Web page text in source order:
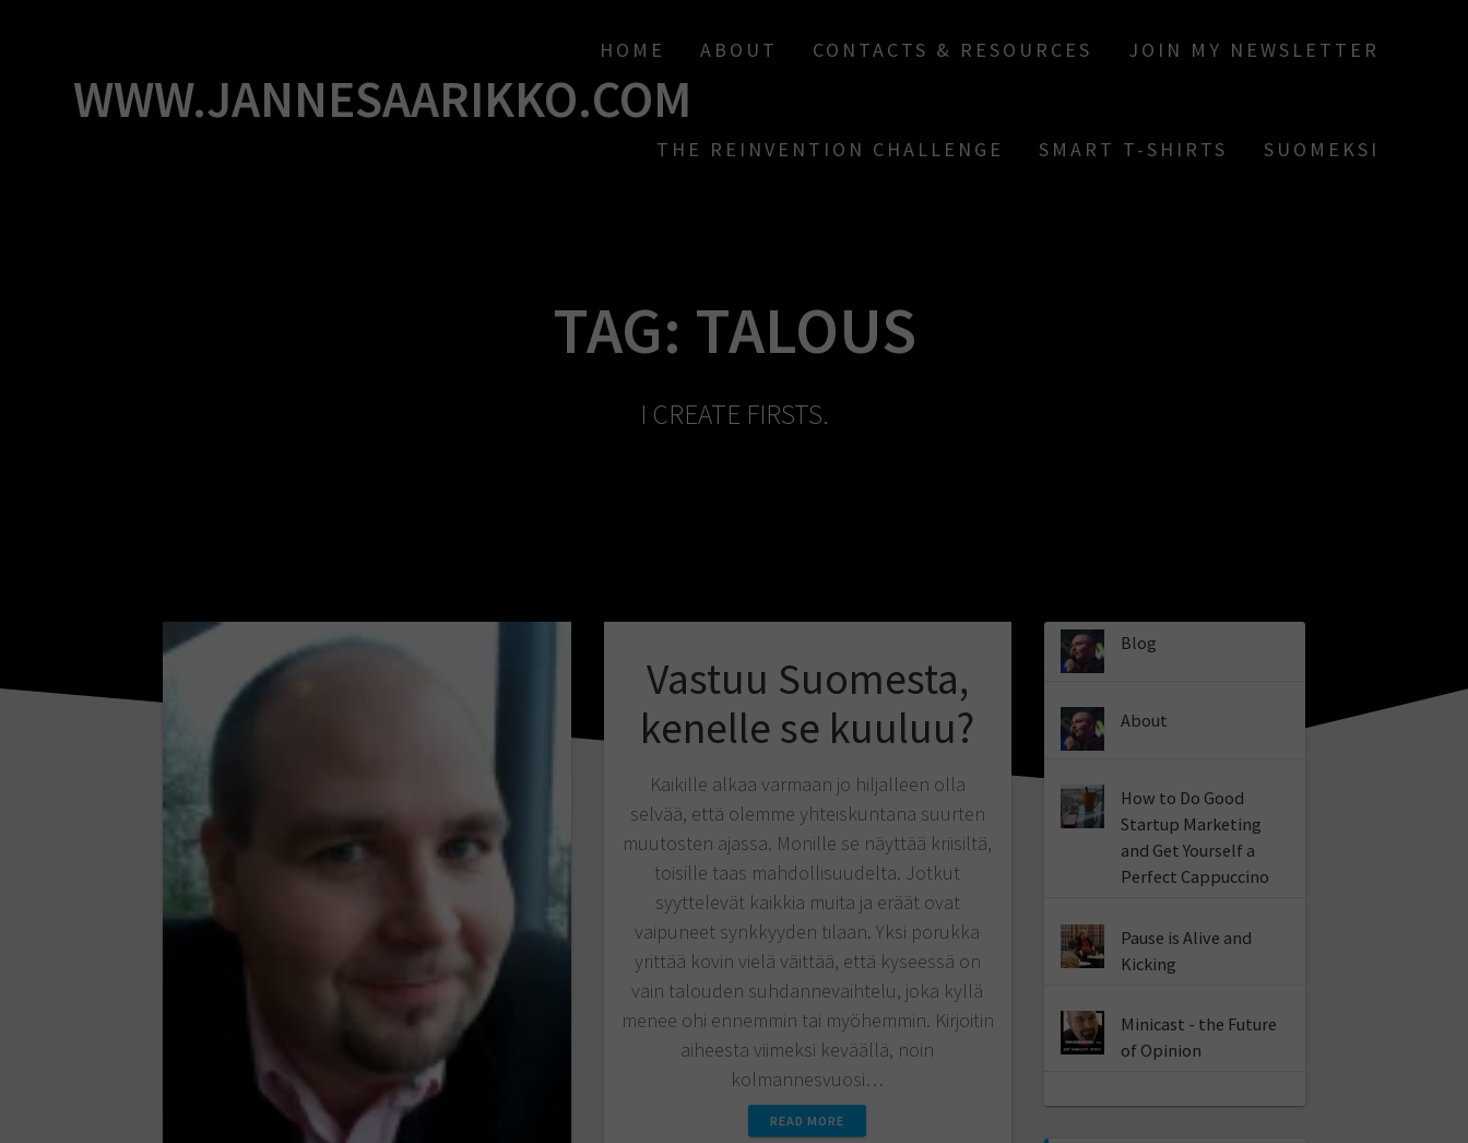
WWW.JANNESAARIKKO.COM
HOME ABOUT CONTACTS & RESOURCES JOIN MY NEWSLETTER
THE REINVENTION CHALLENGE SMART T-SHIRTS SUOMEKSI
TAG: TALOUS
I CREATE FIRSTS.
Vastuu Suomesta,
kenelle se kuuluu?
Kaikille alkaa varmaan jo hiljalleen olla
selvää, että olemme yhteiskuntana suurten
muutosten ajassa. Monille se näyttää kriisiltä,
toisille taas mahdollisuudelta. Jotkut
syyttelevät kaikkia muita ja eräät ovat
vaipuneet synkkyyden tilaan. Yksi porukka
yrittää kovin vielä väittää, että kyseessä on
vain talouden suhdannevaihtelu, joka kyllä
menee ohi ennemmin tai myöhemmin. Kirjoitin
aiheesta viimeksi keväällä, noin
kolmannesvuosi…
READ MORE
Blog
About
How to Do Good
Startup Marketing
and Get Yourself a
Perfect Cappuccino
Pause is Alive and
Kicking
Minicast - the Future
of Opinion